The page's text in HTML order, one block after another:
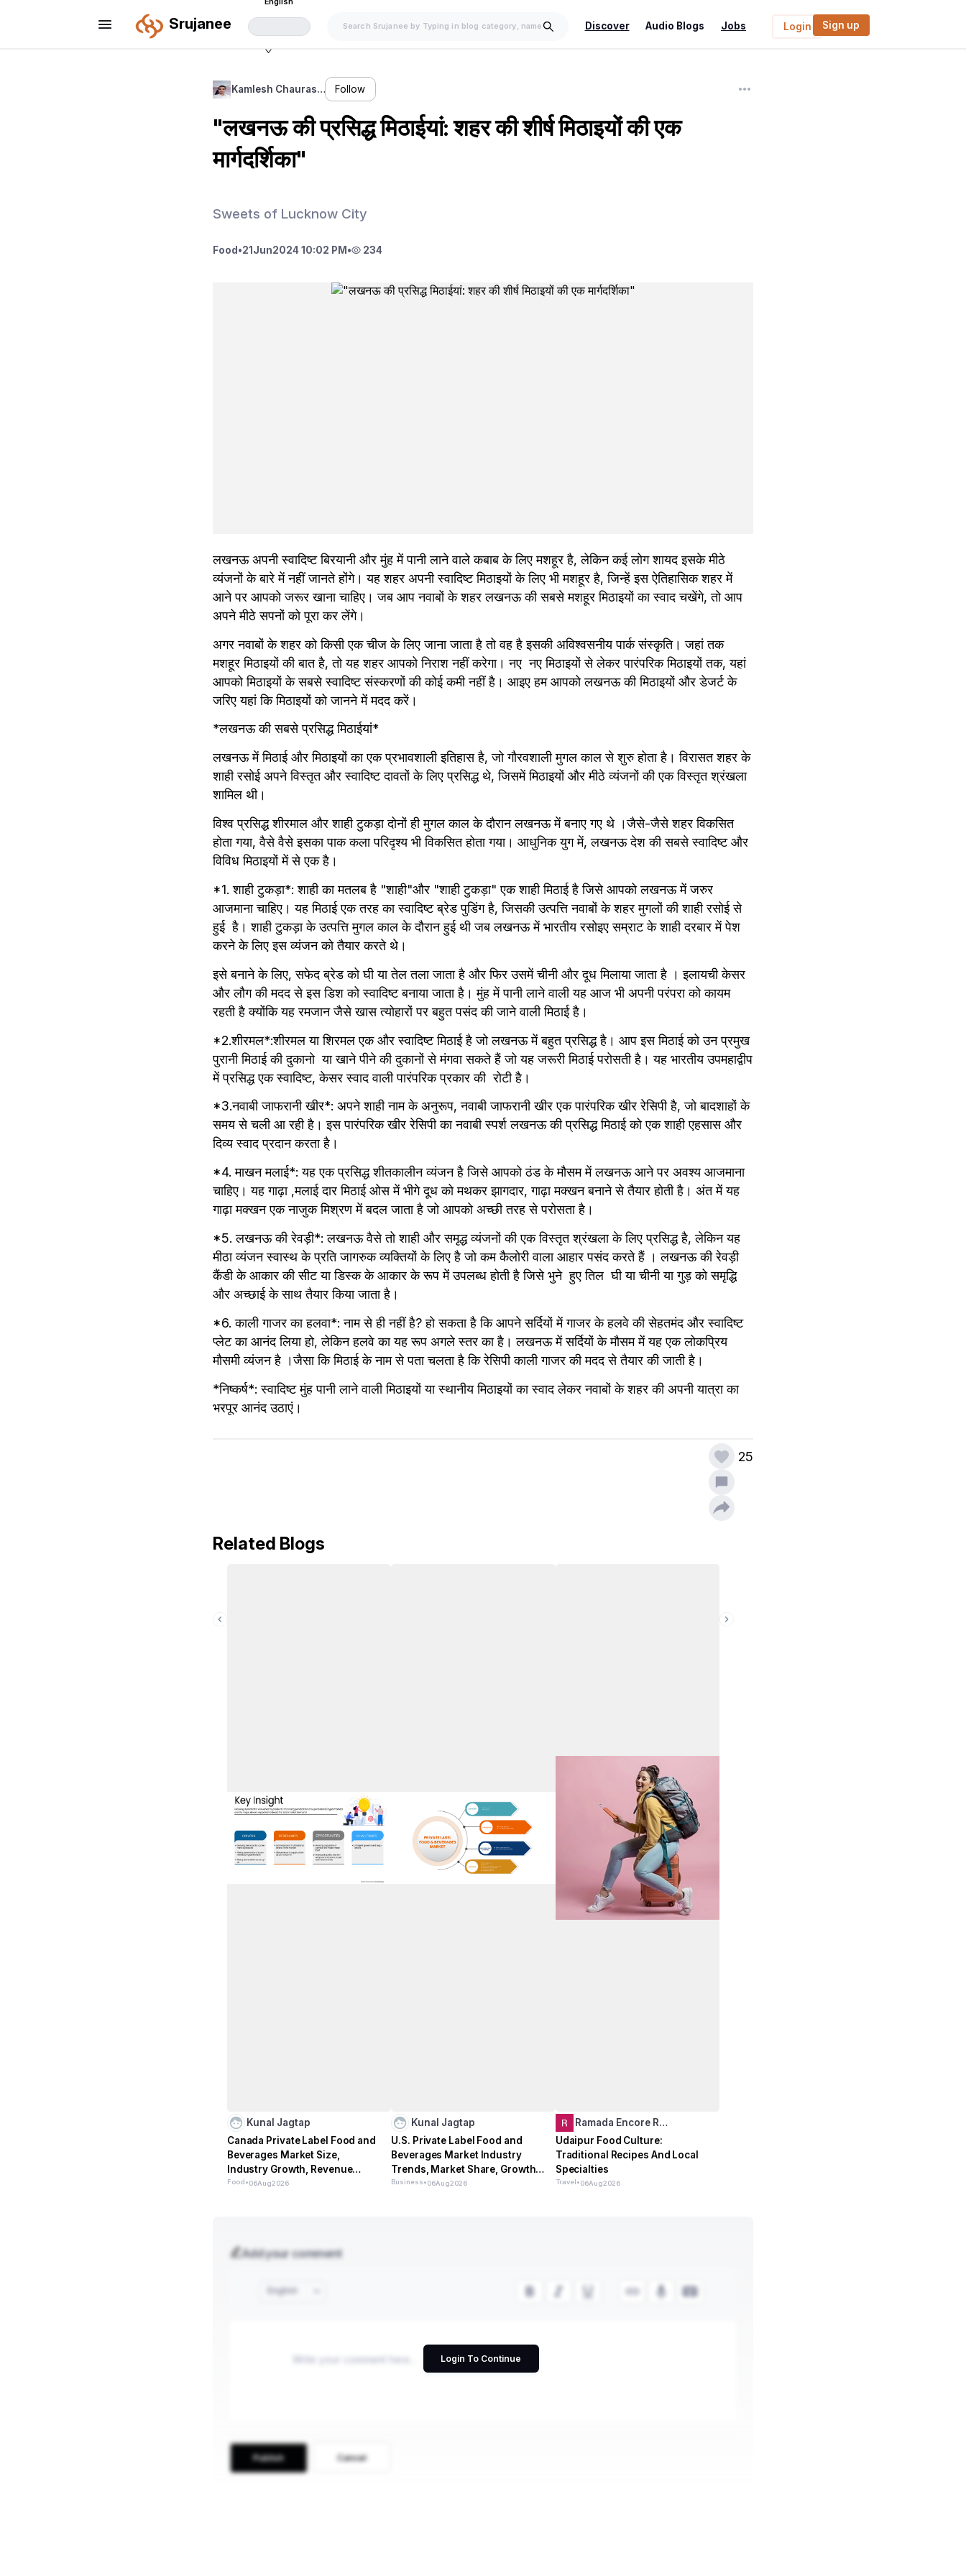
Srujanee Discover Audio Blogs Jobs Login Sign up
Kamlesh Chauras… Follow
"लखनऊ की प्रसिद्ध मिठाईयां: शहर की शीर्ष मिठाइयों की एक
मार्गदर्शिका"
Sweets of Lucknow City
Food •21 Jun2024 10:02 PM • 234
लखनऊ अपनी स्वादिष्ट बिरयानी और मुंह में पानी लाने वाले कबाब के लिए मशहूर है, लेकिन कई लोग शायद इसके मीठे
व्यंजनों के बारे में नहीं जानते होंगे। यह शहर अपनी स्वादिष्ट मिठाइयों के लिए भी मशहूर है, जिन्हें इस ऐतिहासिक शहर में
आने पर आपको जरूर खाना चाहिए। जब आप नवाबों के शहर लखनऊ की सबसे मशहूर मिठाइयों का स्वाद चखेंगे, तो आप
अपने मीठे सपनों को पूरा कर लेंगे।
अगर नवाबों के शहर को किसी एक चीज के लिए जाना जाता है तो वह है इसकी अविश्वसनीय पार्क संस्कृति। जहां तक
मशहूर मिठाइयों की बात है, तो यह शहर आपको निराश नहीं करेगा। नए  नए मिठाइयों से लेकर पारंपरिक मिठाइयों तक, यहां
आपको मिठाइयों के सबसे स्वादिष्ट संस्करणों की कोई कमी नहीं है। आइए हम आपको लखनऊ की मिठाइयों और डेजर्ट के
जरिए यहां कि मिठाइयों को जानने में मदद करें।
*लखनऊ की सबसे प्रसिद्ध मिठाईयां*
लखनऊ में मिठाई और मिठाइयों का एक प्रभावशाली इतिहास है, जो गौरवशाली मुगल काल से शुरु होता है। विरासत शहर के
शाही रसोई अपने विस्तृत और स्वादिष्ट दावतों के लिए प्रसिद्ध थे, जिसमें मिठाइयों और मीठे व्यंजनों की एक विस्तृत श्रंखला
शामिल थी।
विश्व प्रसिद्ध शीरमाल और शाही टुकड़ा दोनों ही मुगल काल के दौरान लखनऊ में बनाए गए थे ।जैसे-जैसे शहर विकसित
होता गया, वैसे वैसे इसका पाक कला परिदृश्य भी विकसित होता गया। आधुनिक युग में, लखनऊ देश की सबसे स्वादिष्ट और
विविध मिठाइयों में से एक है।
*1. शाही टुकड़ा*: शाही का मतलब है "शाही"और "शाही टुकड़ा" एक शाही मिठाई है जिसे आपको लखनऊ में जरुर
आजमाना चाहिए। यह मिठाई एक तरह का स्वादिष्ट ब्रेड पुडिंग है, जिसकी उत्पत्ति नवाबों के शहर मुगलों की शाही रसोई से
हुई  है। शाही टुकड़ा के उत्पत्ति मुगल काल के दौरान हुई थी जब लखनऊ में भारतीय रसोइए सम्राट के शाही दरबार में पेश
करने के लिए इस व्यंजन को तैयार करते थे।
इसे बनाने के लिए, सफेद ब्रेड को घी या तेल तला जाता है और फिर उसमें चीनी और दूध मिलाया जाता है । इलायची केसर
और लौग की मदद से इस डिश को स्वादिष्ट बनाया जाता है। मुंह में पानी लाने वाली यह आज भी अपनी परंपरा को कायम
रहती है क्योंकि यह रमजान जैसे खास त्योहारों पर बहुत पसंद की जाने वाली मिठाई है।
*2.शीरमल*:शीरमल या शिरमल एक और स्वादिष्ट मिठाई है जो लखनऊ में बहुत प्रसिद्ध है। आप इस मिठाई को उन प्रमुख
पुरानी मिठाई की दुकानो  या खाने पीने की दुकानों से मंगवा सकते हैं जो यह जरूरी मिठाई परोसती है। यह भारतीय उपमहाद्वीप
में प्रसिद्ध एक स्वादिष्ट, केसर स्वाद वाली पारंपरिक प्रकार की  रोटी है।
*3.नवाबी जाफरानी खीर*: अपने शाही नाम के अनुरूप, नवाबी जाफरानी खीर एक पारंपरिक खीर रेसिपी है, जो बादशाहों के
समय से चली आ रही है। इस पारंपरिक खीर रेसिपी का नवाबी स्पर्श लखनऊ की प्रसिद्ध मिठाई को एक शाही एहसास और
दिव्य स्वाद प्रदान करता है।
*4. माखन मलाई*: यह एक प्रसिद्ध शीतकालीन व्यंजन है जिसे आपको ठंड के मौसम में लखनऊ आने पर अवश्य आजमाना
चाहिए। यह गाढ़ा ,मलाई दार मिठाई ओस में भीगे दूध को मथकर झागदार, गाढ़ा मक्खन बनाने से तैयार होती है। अंत में यह
गाढ़ा मक्खन एक नाजुक मिश्रण में बदल जाता है जो आपको अच्छी तरह से परोसता है।
*5. लखनऊ की रेवड़ी*: लखनऊ वैसे तो शाही और समृद्ध व्यंजनों की एक विस्तृत श्रंखला के लिए प्रसिद्ध है, लेकिन यह
मीठा व्यंजन स्वास्थ के प्रति जागरुक व्यक्तियों के लिए है जो कम कैलोरी वाला आहार पसंद करते हैं । लखनऊ की रेवड़ी
कैंडी के आकार की सीट या डिस्क के आकार के रूप में उपलब्ध होती है जिसे भुने  हुए तिल  घी या चीनी या गुड़ को समृद्धि
और अच्छाई के साथ तैयार किया जाता है।
*6. काली गाजर का हलवा*: नाम से ही नहीं है? हो सकता है कि आपने सर्दियों में गाजर के हलवे की सेहतमंद और स्वादिष्ट
प्लेट का आनंद लिया हो, लेकिन हलवे का यह रूप अगले स्तर का है। लखनऊ में सर्दियों के मौसम में यह एक लोकप्रिय
मौसमी व्यंजन है ।जैसा कि मिठाई के नाम से पता चलता है कि रेसिपी काली गाजर की मदद से तैयार की जाती है।
*निष्कर्ष*: स्वादिष्ट मुंह पानी लाने वाली मिठाइयों या स्थानीय मिठाइयों का स्वाद लेकर नवाबों के शहर की अपनी यात्रा का
भरपूर आनंद उठाएं।
25
Related Blogs
Kunal Jagtap
Canada Private Label Food and
Beverages Market Size,
Industry Growth, Revenue
Analysis and Forecast
Food•06Aug2026
Kunal Jagtap
U.S. Private Label Food and
Beverages Market Industry
Trends, Market Share, Growth
Opportunities
Business•06Aug2026
Ramada Encore R…
Udaipur Food Culture:
Traditional Recipes And Local
Specialties
Travel•06Aug2026
Add your comment
Login To Continue
English
Publish Cancel